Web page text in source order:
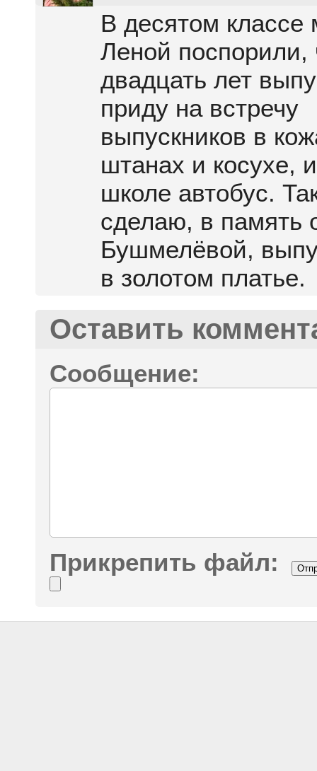
В десятом классе
Леной поспорили,
двадцать лет
приду на встречу
выпускников в
штанах и косухе,
школе автобус.
сделаю, в память
Бушмелёвой,
в золотом платье.
Оставить
Сообщение:
Прикрепить файл: